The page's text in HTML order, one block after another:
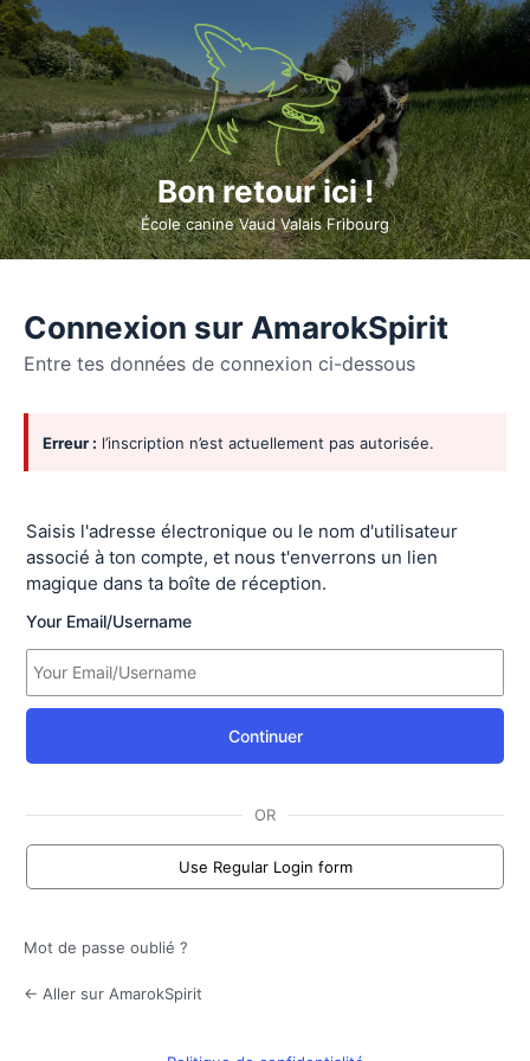
Connexion sur AmarokSpirit
Entre tes données de connexion ci-dessous
Se
connecter
Erreur : l’inscription n’est actuellement pas autorisée.
Saisis l'adresse électronique ou le nom d'utilisateur
associé à ton compte, et nous t'enverrons un lien
magique dans ta boîte de réception.
Your Email/Username
Continuer
OR
Use Regular Login form
Mot de passe oublié ?
← Aller sur AmarokSpirit
Bon retour ici !
École canine Vaud Valais Fribourg